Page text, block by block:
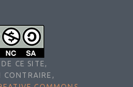
CE SITE,
CONTRAIRE,